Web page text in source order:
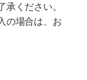
ください。
の場合は、お